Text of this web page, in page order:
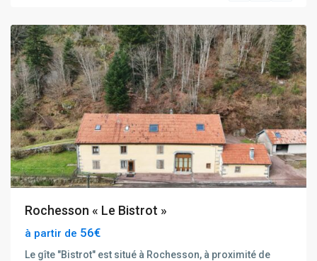
Rochesson « Le Bistrot »
à partir de 56€
Le gîte "Bistrot" est situé à Rochesson, à proximité de